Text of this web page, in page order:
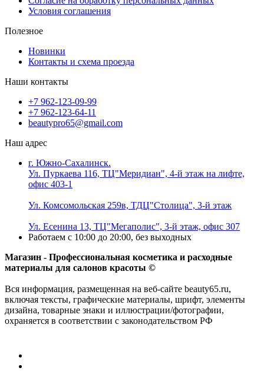
Условия соглашения
Полезное
Новинки
Контакты и схема проезда
Наши контакты
+7 962-123-09-99
+7 962-123-64-11
beautypro65@gmail.com
Наш адрес
г. Южно-Сахалинск.
Ул. Пуркаева 116, ТЦ"Меридиан", 4-й этаж на лифте,
офис 403-1
Ул. Комсомольская 259в, ТДЦ"Столица", 3-й этаж
Ул. Есенина 13, ТЦ"Мегаполис", 3-й этаж, офис 307
Работаем с 10:00 до 20:00, без выходных
Магазин - Профессиональная косметика и расходные
материалы для салонов красоты ©
Вся информация, размещенная на веб-сайте beauty65.ru,
включая тексты, графические материалы, шрифт, элементы
дизайна, товарные знаки и иллюстрации/фотографии,
охраняется в соответствии с законодательством РФ